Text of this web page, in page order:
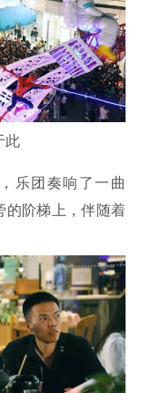
此
乐团奏响了一曲
的阶梯上，伴随着